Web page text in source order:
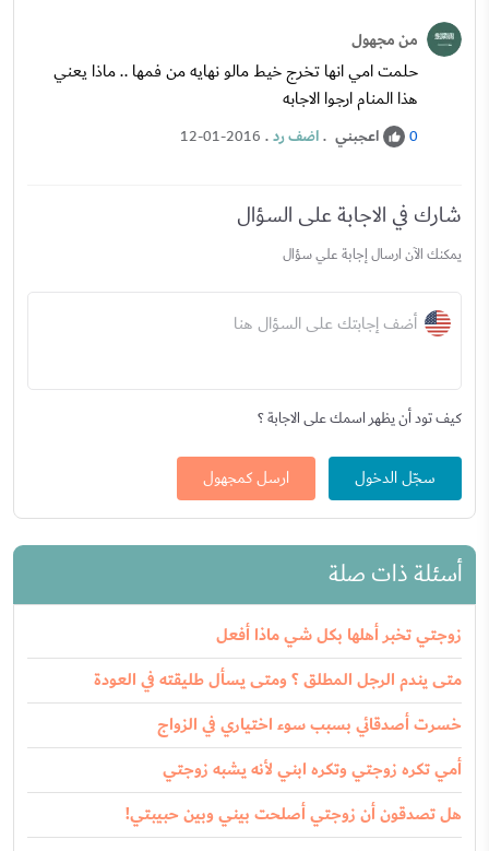
من مجهول
حلمت امي انها تخرج خيط مالو نهايه من فمها .. ماذا يعني
هذا المنام ارجوا اﻻجابه
0 اعجبني .اضف رد.
12-01-2016
شارك في الاجابة على السؤال
يمكنك الآن ارسال إجابة علي سؤال
أضف إجابتك على السؤال هنا
كيف تود أن يظهر اسمك على الاجابة ؟
سجّل الدخول ارسل كمجهول
أسئلة ذات صلة
زوجتي تخبر أهلها بكل شي ماذا أفعل
متى يندم الرجل المطلق ؟ ومتى يسأل طليقته في العودة
خسرت أصدقائي بسبب سوء اختياري في الزواج
أمي تكره زوجتي وتكره ابني لأنه يشبه زوجتي
هل تصدقون أن زوجتي أصلحت بيني وبين حبيبتي!